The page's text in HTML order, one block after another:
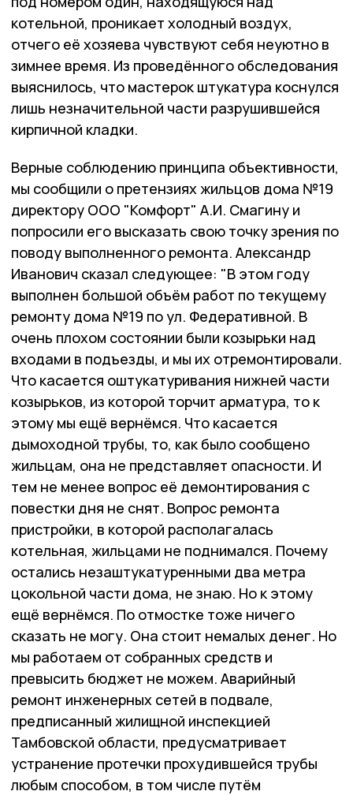
котельной, проникает холодный воздух,
отчего её хозяева чувствуют себя неуютно в
зимнее время. Из проведённого обследования
выяснилось, что мастерок штукатура коснулся
лишь незначительной части разрушившейся
кирпичной кладки.
Верные соблюдению принципа объективности,
мы сообщили о претензиях жильцов дома №19
директору ООО "Комфорт" А.И. Смагину и
попросили его высказать свою точку зрения по
поводу выполненного ремонта. Александр
Иванович сказал следующее: "В этом году
выполнен большой объём работ по текущему
ремонту дома №19 по ул. Федеративной. В
очень плохом состоянии были козырьки над
входами в подъезды, и мы их отремонтировали.
Что касается оштукатуривания нижней части
козырьков, из которой торчит арматура, то к
этому мы ещё вернёмся. Что касается
дымоходной трубы, то, как было сообщено
жильцам, она не представляет опасности. И
тем не менее вопрос её демонтирования с
повестки дня не снят. Вопрос ремонта
пристройки, в которой располагалась
котельная, жильцами не поднимался. Почему
остались незаштукатуренными два метра
цокольной части дома, не знаю. Но к этому
ещё вернёмся. По отмостке тоже ничего
сказать не могу. Она стоит немалых денег. Но
мы работаем от собранных средств и
превысить бюджет не можем. Аварийный
ремонт инженерных сетей в подвале,
предписанный жилищной инспекцией
Тамбовской области, предусматривает
устранение протечки прохудившейся трубы
любым способом, в том числе путём